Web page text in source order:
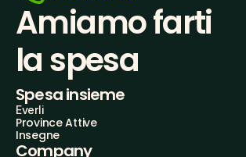
Amiamo farti
la spesa
Spesa insieme
Everli
Province Attive
Insegne
Company